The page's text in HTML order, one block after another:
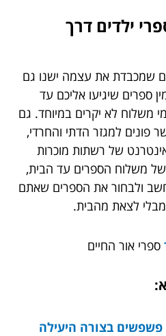
ילדים דרך
שמכבדת את עצמה ישנו גם
ספרים שיגיעו אליכם עד
משלוח לא יקרים במיוחד. גם
פונים למגזר הדתי והחרדי,
של רשתות מוכרות
משלוח הספרים עד הבית,
ולבחור את הספרים שאתם
לצאת מהבית.
ספרי אור החיים
פשפשים בצורה היעילה